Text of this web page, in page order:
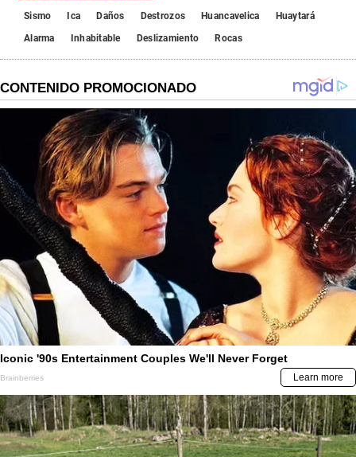
Sismo Ica Daños Destrozos Huancavelica
Huaytará
Alarma
Inhabitable Deslizamiento Rocas